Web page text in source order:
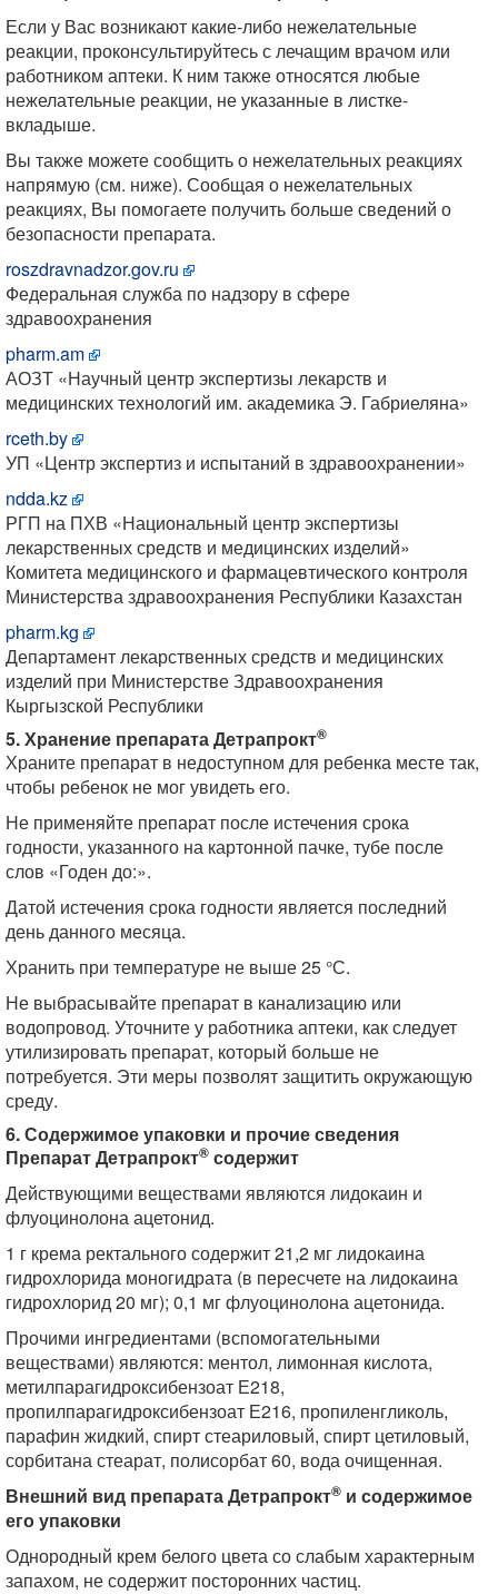
Если у Вас возникают какие-либо нежелательные
реакции, проконсультируйтесь с лечащим врачом или
работником аптеки. К ним также относятся любые
нежелательные реакции, не указанные в листке-
вкладыше.
Вы также можете сообщить о нежелательных реакциях
напрямую (см. ниже). Сообщая о нежелательных
реакциях, Вы помогаете получить больше сведений о
безопасности препарата.
roszdravnadzor.gov.ru
Федеральная служба по надзору в сфере
здравоохранения
pharm.am
АОЗТ «Научный центр экспертизы лекарств и
медицинских технологий им. академика Э. Габриеляна»
rceth.by
УП «Центр экспертиз и испытаний в здравоохранении»
ndda.kz
РГП на ПХВ «Национальный центр экспертизы
лекарственных средств и медицинских изделий»
Комитета медицинского и фармацевтического контроля
Министерства здравоохранения Республики Казахстан
pharm.kg
Департамент лекарственных средств и медицинских
изделий при Министерстве Здравоохранения
Кыргызской Республики
5. Хранение препарата Детрапрокт®
Храните препарат в недоступном для ребенка месте так,
чтобы ребенок не мог увидеть его.
Не применяйте препарат после истечения срока
годности, указанного на картонной пачке, тубе после
слов «Годен до:».
Датой истечения срока годности является последний
день данного месяца.
Хранить при температуре не выше 25 °С.
Не выбрасывайте препарат в канализацию или
водопровод. Уточните у работника аптеки, как следует
утилизировать препарат, который больше не
потребуется. Эти меры позволят защитить окружающую
среду.
6. Содержимое упаковки и прочие сведения
Препарат Детрапрокт® содержит
Действующими веществами являются лидокаин и
флуоцинолона ацетонид.
1 г крема ректального содержит 21,2 мг лидокаина
гидрохлорида моногидрата (в пересчете на лидокаина
гидрохлорид 20 мг); 0,1 мг флуоцинолона ацетонида.
Прочими ингредиентами (вспомогательными
веществами) являются: ментол, лимонная кислота,
метилпарагидроксибензоат Е218,
пропилпарагидроксибензоат Е216, пропиленгликоль,
парафин жидкий, спирт стеариловый, спирт цетиловый,
сорбитана стеарат, полисорбат 60, вода очищенная.
Внешний вид препарата Детрапрокт® и содержимое
его упаковки
Однородный крем белого цвета со слабым характерным
запахом, не содержит посторонних частиц.